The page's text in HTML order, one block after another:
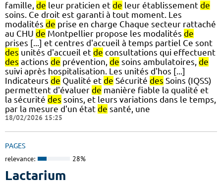
famille, de leur praticien et de leur établissement de
soins. Ce droit est garanti à tout moment. Les
modalités de prise en charge Chaque secteur rattaché
au CHU de Montpellier propose les modalités de
prises [...] et centres d'accueil à temps partiel Ce sont
des unités d'accueil et de consultations qui effectuent
des actions de prévention, de soins ambulatoires, de
suivi après hospitalisation. Les unités d'hos [...]
Indicateurs de Qualité et de Sécurité des Soins (IQSS)
permettent d'évaluer de manière fiable la qualité et
la sécurité des soins, et leurs variations dans le temps,
par la mesure d'un état de santé, une
18/02/2026 15:25
PAGES
relevance: 28%
Lactarium